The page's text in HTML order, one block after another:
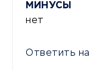
МИНУСЫ
нет
Ответить